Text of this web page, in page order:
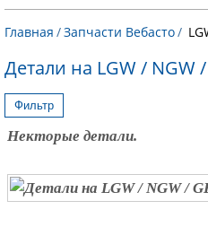
Главная /Запчасти Вебасто/
Детали на LGW / NGW
Фильтр
Некторые детали.